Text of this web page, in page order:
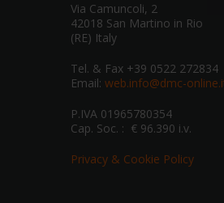
Via Camuncoli, 2
42018 San Martino in Rio
(RE) Italy
Tel. & Fax +39 0522 272834
Email: web.info@dmc-
P.IVA 01965780354
Cap. Soc. : € 96.390 i.v.
Privacy & Cookie Policy